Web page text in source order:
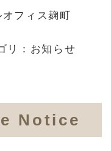
フィス麹町
リ： お知らせ
Notice